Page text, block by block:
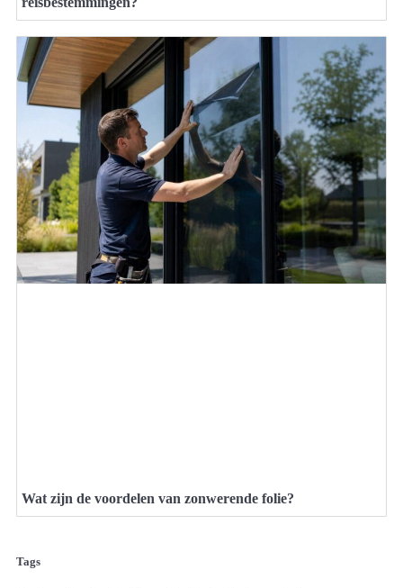
Wat zijn de voordelen van zonwerende folie?
Tags